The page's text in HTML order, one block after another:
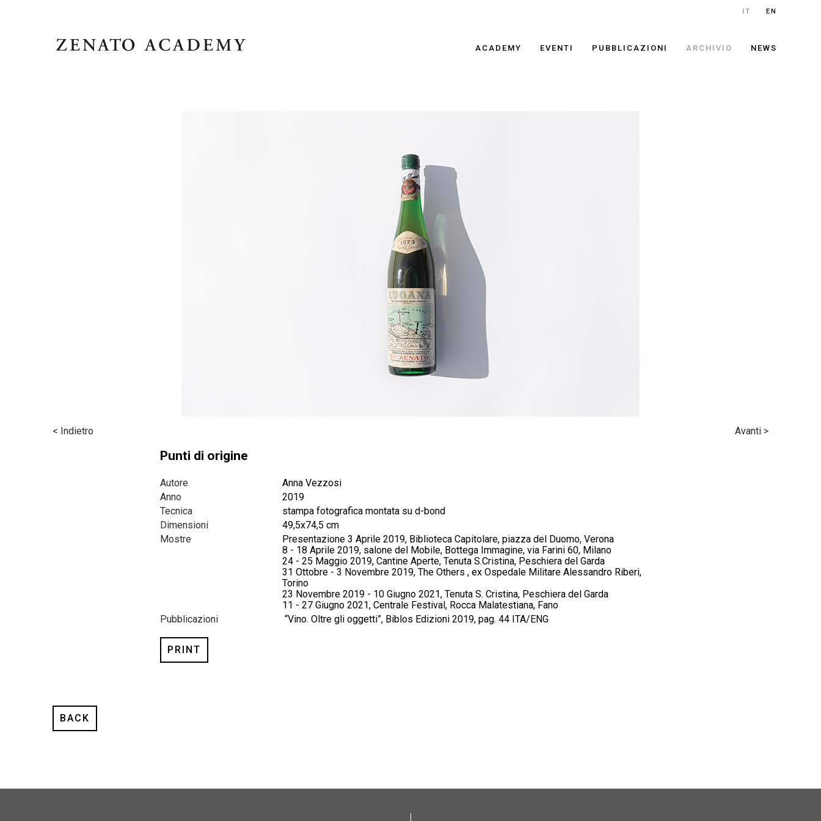
IT EN
ACADEMY EVENTI PUBBLICAZIONI ARCHIVIO NEWS
< Indietro Avanti >
Punti di origine
Autore
Anna Vezzosi
Anno
2019
Tecnica
stampa fotografica montata su d-bond
Dimensioni
49,5x74,5 cm
Mostre
Presentazione 3 Aprile 2019, Biblioteca Capitolare, piazza del Duomo, Verona
8 - 18 Aprile 2019, salone del Mobile, Bottega Immagine, via Farini 60, Milano
24 - 25 Maggio 2019, Cantine Aperte, Tenuta S.Cristina, Peschiera del Garda
31 Ottobre - 3 Novembre 2019, The Others , ex Ospedale Militare Alessandro Riberi,
Torino
23 Novembre 2019 - 10 Giugno 2021, Tenuta S. Cristina, Peschiera del Garda
11 - 27 Giugno 2021, Centrale Festival, Rocca Malatestiana, Fano
Pubblicazioni
“Vino. Oltre gli oggetti”, Biblos Edizioni 2019, pag. 44 ITA/ENG
PRINT
BACK